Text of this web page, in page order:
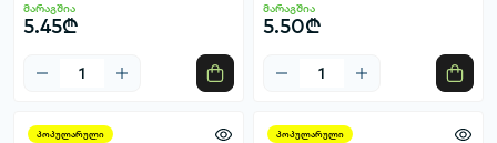
მარაგშია
5.45₾
მარაგშია
5.50₾
პოპულარული პოპულარული